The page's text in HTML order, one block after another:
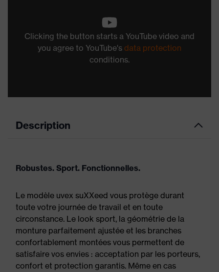
Clicking the button starts a YouTube video and
you agree to YouTube's data protection
conditions.
Description
Robustes. Sport. Fonctionnelles.
Le modèle uvex suXXeed vous protège durant
toute votre journée de travail et en toute
circonstance. Le look sport, la géométrie de la
monture parfaitement ajustée et les branches
confortablement montées vous permettent de
satisfaire vos envies : acceptation par les porteurs,
confort et protection garantis. Même en cas